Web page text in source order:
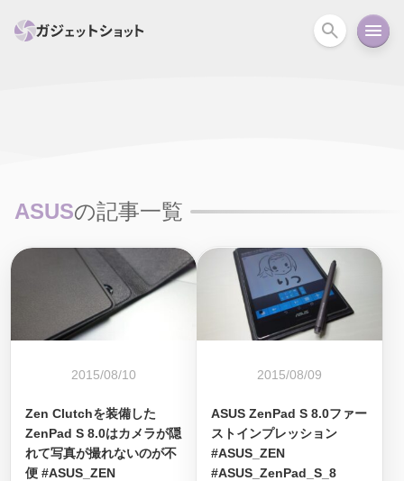
ニュース オーディオ 周辺機器
ASUSの記事一覧
2015/08/10
Zen Clutchを装備した
ZenPad S 8.0はカメラが隠
れて写真が撮れないのが不
便 #ASUS_ZEN
2015/08/09
ASUS ZenPad S 8.0ファー
ストインプレッション
#ASUS_ZEN
#ASUS_ZenPad_S_8